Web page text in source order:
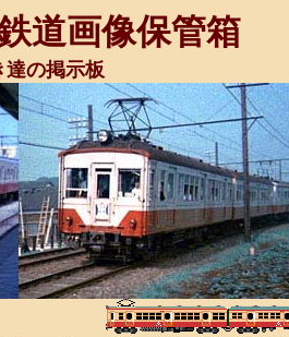
道画像保管箱
達の掲示板